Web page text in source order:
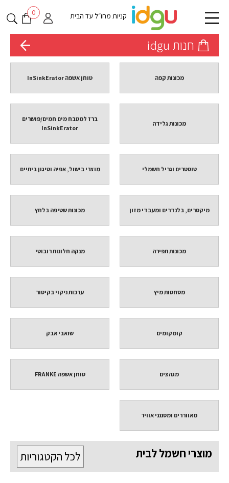
קניות מחו״ל עד הבית 0
חנות idgu
מכונות קפה טוחן אשפה InSinkErator
מכונות גלידה
ברז למטבח מים חמים/פושרים
InSinkErator
טוסטרים וגריל חשמלי מוצרי בישול, אפיה וטיגון ביתיים
מיקסרים, בלנדרים ומעבדי מזון מכונות שטיפה בלחץ
מכונות תפירה מנקה חלונות רובוטי
מסחטות מיץ ערכות ניקוי בקיטור
קומקומים שואבי אבק
מגהצים טוחן אשפה FRANKE
מאווררים ומסננני אוויר
לכל הקטגוריות מוצרי חשמל לבית